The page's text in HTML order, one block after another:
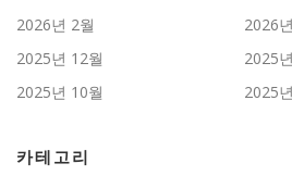
2026년 2월
2026
2025년 12월
2025
2025년 10월
2025
카테고리